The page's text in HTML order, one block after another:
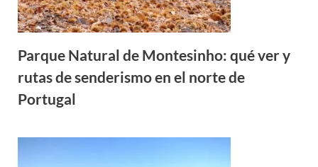
Parque Natural de Montesinho: qué ver y
rutas de senderismo en el norte de
Portugal